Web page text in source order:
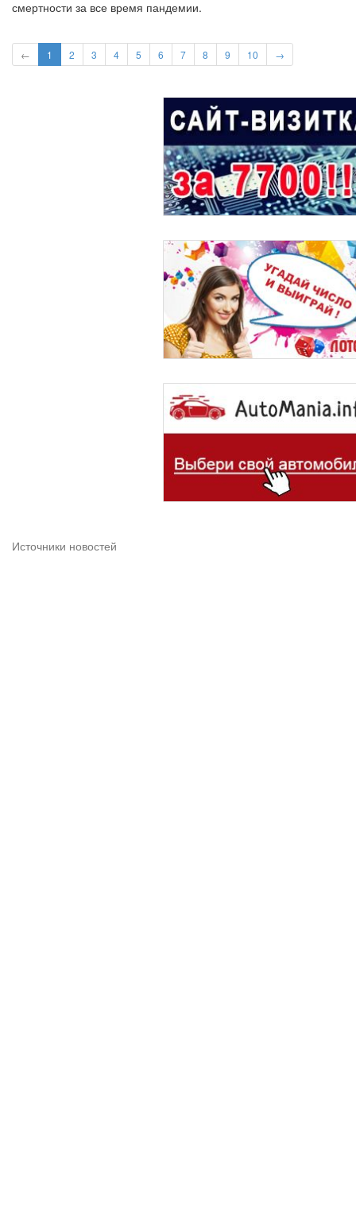
смертности за все время пандемии.
← 1 2 3 4 5 6 7 8 9 10 →
Источники новостей